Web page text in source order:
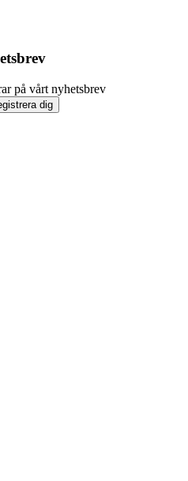
på vårt nyhetsbrev
dig